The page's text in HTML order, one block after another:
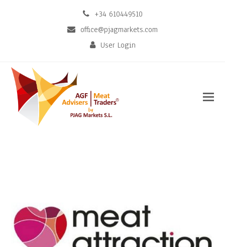
+34 610449510
office@pjagmarkets.com
User Login